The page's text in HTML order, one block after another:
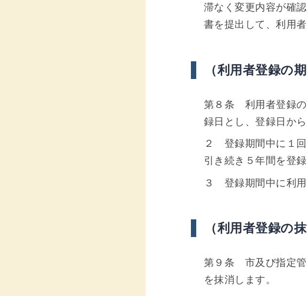
滞なく変更内容が確
書を提出して、利用
（利用者登録の期
第８条 利用者登録の
録日とし、登録日か
２ 登録期間中に１回
引き続き５年間を登
３ 登録期間中に利用
（利用者登録の抹
第９条 市及び指定管
を抹消します。